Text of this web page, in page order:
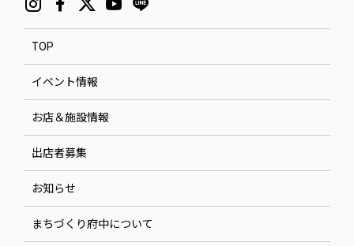
TOP
イベント情報
お店＆施設情報
出店者募集
お知らせ
まちづくり府中について